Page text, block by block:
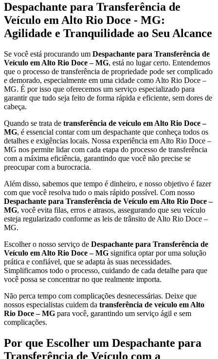
Despachante para Transferência de
Veículo em Alto Rio Doce - MG:
Agilidade e Tranquilidade ao Seu Alcance
Se você está procurando um Despachante para Transferência de
Veículo em Alto Rio Doce – MG, está no lugar certo. Entendemos
que o processo de transferência de propriedade pode ser complicado
e demorado, especialmente em uma cidade como Alto Rio Doce –
MG. É por isso que oferecemos um serviço especializado para
garantir que tudo seja feito de forma rápida e eficiente, sem dores de
cabeça.
Quando se trata de transferência de veículo em Alto Rio Doce –
MG, é essencial contar com um despachante que conheça todos os
detalhes e exigências locais. Nossa experiência em Alto Rio Doce –
MG nos permite lidar com cada etapa do processo de transferência
com a máxima eficiência, garantindo que você não precise se
preocupar com a burocracia.
Além disso, sabemos que tempo é dinheiro, e nosso objetivo é fazer
com que você resolva tudo o mais rápido possível. Com nosso
Despachante para Transferência de Veículo em Alto Rio Doce –
MG, você evita filas, erros e atrasos, assegurando que seu veículo
esteja regularizado conforme as leis de trânsito de Alto Rio Doce –
MG.
Escolher o nosso serviço de Despachante para Transferência de
Veículo em Alto Rio Doce – MG significa optar por uma solução
prática e confiável, que se adapta às suas necessidades.
Simplificamos todo o processo, cuidando de cada detalhe para que
você possa se concentrar no que realmente importa.
Não perca tempo com complicações desnecessárias. Deixe que
nossos especialistas cuidem da transferência de veículo em Alto
Rio Doce – MG para você, garantindo um serviço ágil e sem
complicações.
Por que Escolher um Despachante para
Transferência de Veículo com a